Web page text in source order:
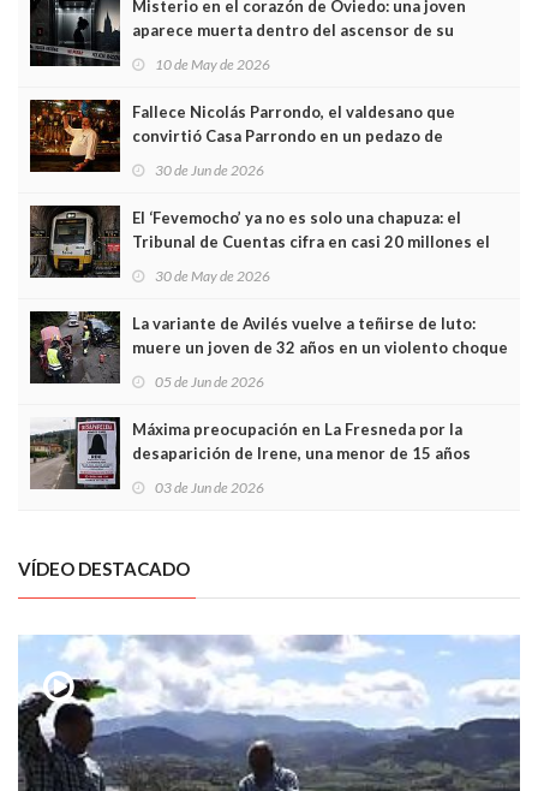
Misterio en el corazón de Oviedo: una joven
aparece muerta dentro del ascensor de su
edificio y las cámaras captan sus últimos minutos
10 de May de 2026
Fallece Nicolás Parrondo, el valdesano que
convirtió Casa Parrondo en un pedazo de
Asturias en Madrid
30 de Jun de 2026
El ‘Fevemocho’ ya no es solo una chapuza: el
Tribunal de Cuentas cifra en casi 20 millones el
sobrecoste de los trenes que no cabían por los
30 de May de 2026
La variante de Avilés vuelve a teñirse de luto:
muere un joven de 32 años en un violento choque
frontal
05 de Jun de 2026
Máxima preocupación en La Fresneda por la
desaparición de Irene, una menor de 15 años
03 de Jun de 2026
VÍDEO DESTACADO